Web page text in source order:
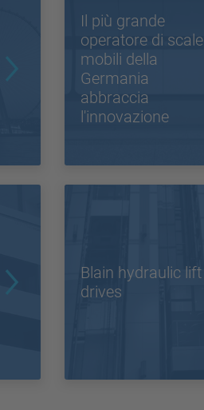
Il più grande
operatore di scale
mobili della
Germania
abbraccia
l'innovazione
Blain hydraulic lift
drives